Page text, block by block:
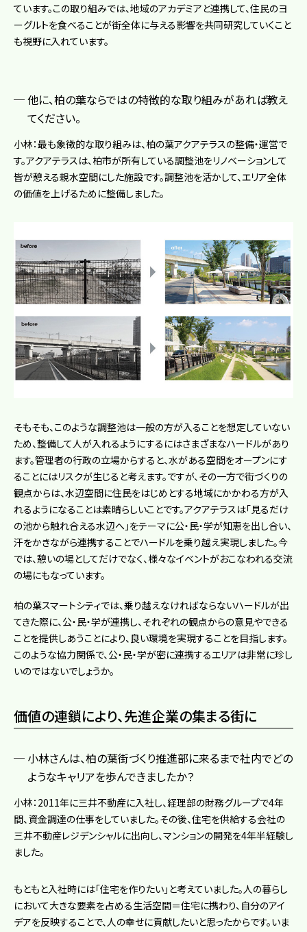
ています。この取り組みでは、地域のアカデミアと連携して、住民のヨ
ーグルトを食べることが街全体に与える影響を共同研究していくこと
も視野に入れています。
他に、柏の葉ならではの特徴的な取り組みがあれば教え
てください。
小林：最も象徴的な取り組みは、柏の葉アクアテラスの整備・運営で
す。アクアテラスは、柏市が所有している調整池をリノベーションして
皆が憩える親水空間にした施設です。調整池を活かして、エリア全体
の価値を上げるために整備しました。
そもそも、このような調整池は一般の方が入ることを想定していない
ため、整備して人が入れるようにするにはさまざまなハードルがあり
ます。管理者の行政の立場からすると、水がある空間をオープンにす
ることにはリスクが生じると考えます。ですが、その一方で街づくりの
観点からは、水辺空間に住民をはじめとする地域にかかわる方が入
れるようになることは素晴らしいことです。アクアテラスは「見るだけ
の池から触れ合える水辺へ」をテーマに公・民・学が知恵を出し合い、
汗をかきながら連携することでハードルを乗り越え実現しました。今
では、憩いの場としてだけでなく、様々なイベントがおこなわれる交流
の場にもなっています。
柏の葉スマートシティでは、乗り越えなければならないハードルが出
てきた際に、公・民・学が連携し、それぞれの観点からの意見やできる
ことを提供しあうことにより、良い環境を実現することを目指します。
このような協力関係で、公・民・学が密に連携するエリアは非常に珍し
いのではないでしょうか。
価値の連鎖により、先進企業の集まる街に
小林さんは、柏の葉街づくり推進部に来るまで社内でどの
ようなキャリアを歩んできましたか？
小林：2011年に三井不動産に入社し、経理部の財務グループで4年
間、資金調達の仕事をしていました。その後、住宅を供給する会社の
三井不動産レジデンシャルに出向し、マンションの開発を4年半経験し
ました。
もともと入社時には「住宅を作りたい」と考えていました。人の暮らし
において大きな要素を占める生活空間＝住宅に携わり、自分のアイ
デアを反映することで、人の幸せに貢献したいと思ったからです。いま